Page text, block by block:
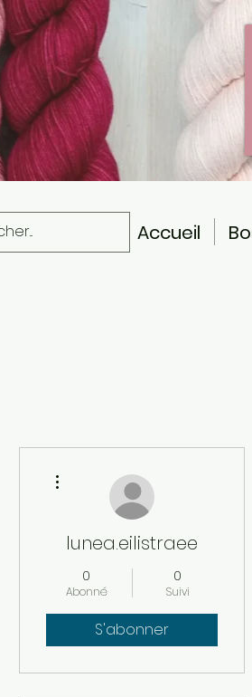
Accueil
lunea.eilistraee
0
Abonné
0
Suivi
S'abonner